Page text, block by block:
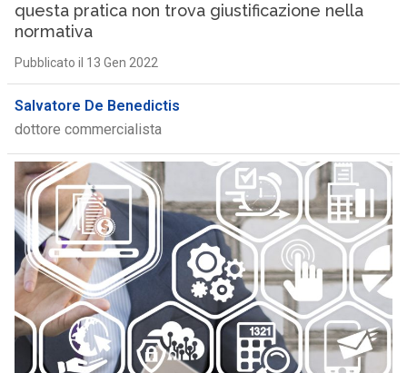
questa pratica non trova giustificazione nella
normativa
Pubblicato il 13 Gen 2022
Salvatore De Benedictis
dottore commercialista